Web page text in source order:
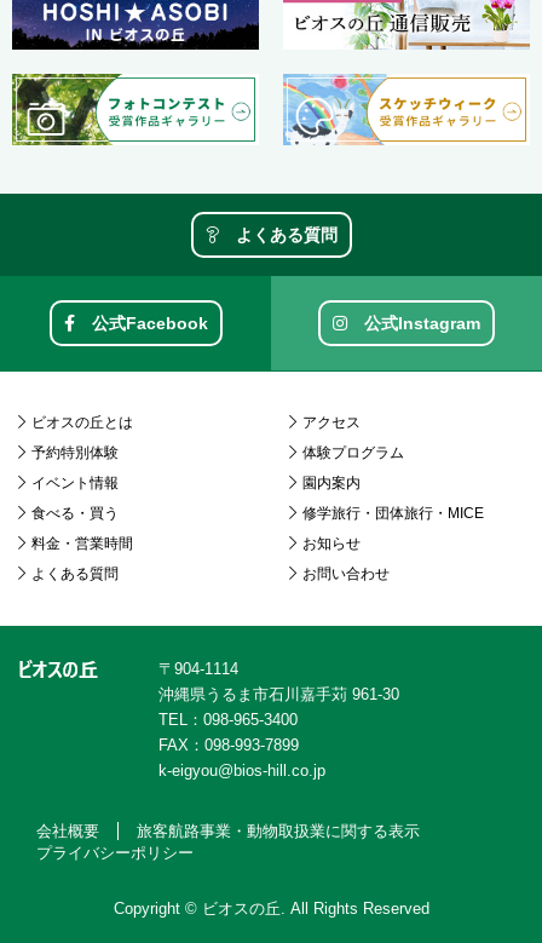
よくある質問
公式Facebook 公式Instagram
ビオスの丘とは
アクセス
予約特別体験
体験プログラム
イベント情報
園内案内
食べる・買う
修学旅行・団体旅行・MICE
料金・営業時間
お知らせ
よくある質問
お問い合わせ
〒904-1114
沖縄県うるま市石川嘉手苅 961-30
TEL：098-965-3400
FAX：098-993-7899
k-eigyou@bios-hill.co.jp
会社概要
旅客航路事業・動物取扱業に関する表示
プライバシーポリシー
Copyright © ビオスの丘. All Rights Reserved